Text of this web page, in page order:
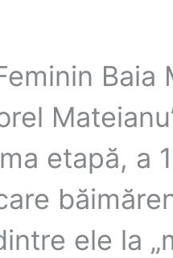
Baia
etapă, a
ele la